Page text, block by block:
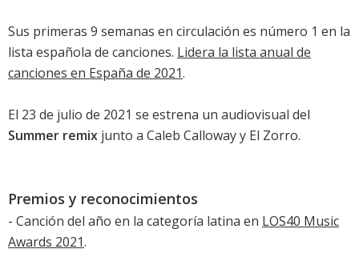
Sus primeras 9 semanas en circulación es número 1 en la
lista española de canciones. Lidera la lista anual de
canciones en España de 2021.
El 23 de julio de 2021 se estrena un audiovisual del
Summer remix junto a Caleb Calloway y El Zorro.
Premios y reconocimientos
- Canción del año en la categoría latina en LOS40 Music
Awards 2021.